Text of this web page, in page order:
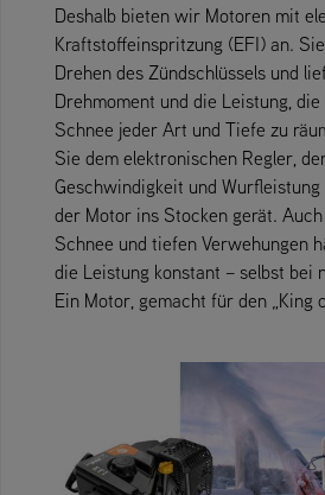
Deshalb bieten wir Motoren mit
Kraftstoffeinspritzung (EFI) an.
Drehen des Zündschlüssels und
Drehmoment und die Leistung,
Schnee jeder Art und Tiefe zu
Sie dem elektronischen Regler,
Geschwindigkeit und Wurfleistung
der Motor ins Stocken gerät.
Schnee und tiefen Verwehungen
die Leistung konstant – selbst bei
Ein Motor, gemacht für den „King